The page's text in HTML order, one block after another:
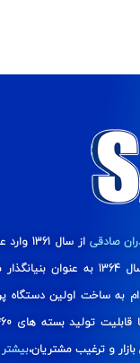
صادقی
از سال
گردید.این مجموعه در سال 1364
به ساخت اولین
و ترغیب مشتریان،